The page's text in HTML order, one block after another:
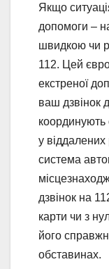
Якщо
допомоги –
швидкою чи
112. Цей
екстреної
ваш дзвінок
координують
у
система
дзвінок на
карти чи з
його
обставинах.